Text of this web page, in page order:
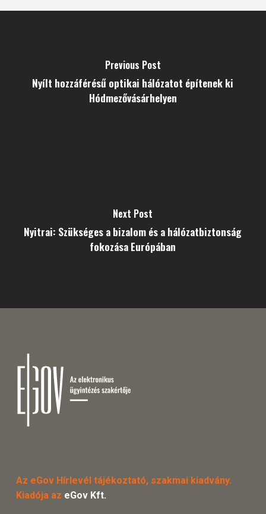
Previous Post
Nyílt hozzáférésű optikai hálózatot építenek ki
Hódmezővásárhelyen
Next Post
Nyitrai: Szükséges a bizalom és a hálózatbiztonság
fokozása Európában
Az eGov Hírlevél tájékoztató, szakmai kiadvány.
Kiadója az eGov Kft.